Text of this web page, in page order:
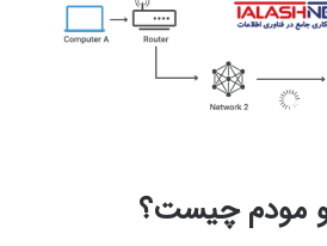
و مودم چیست؟